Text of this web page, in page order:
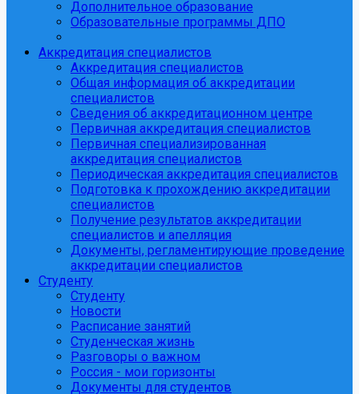
Дополнительное образование
Образовательные программы ДПО
Аккредитация специалистов
Аккредитация специалистов
Общая информация об аккредитации
специалистов
Сведения об аккредитационном центре
Первичная аккредитация специалистов
Первичная специализированная
аккредитация специалистов
Периодическая аккредитация специалистов
Подготовка к прохождению аккредитации
специалистов
Получение результатов аккредитации
специалистов и апелляция
Документы, регламентирующие проведение
аккредитации специалистов
Студенту
Студенту
Новости
Расписание занятий
Студенческая жизнь
Разговоры о важном
Россия - мои горизонты
Документы для студентов